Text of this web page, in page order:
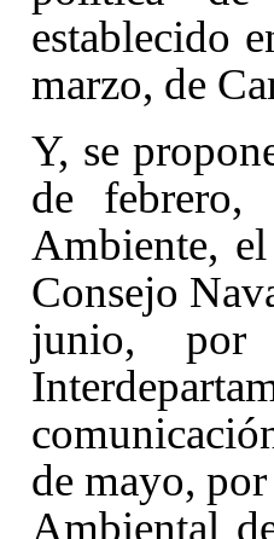
establecido
marzo, de
Y, se
de febrero,
Ambiente,
Consejo
junio,
de mayo,
Ambiental